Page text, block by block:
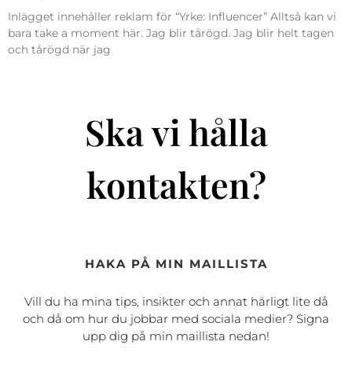
Inlägget innehåller reklam för “Yrke: Influencer” Alltså kan vi
bara take a moment här. Jag blir tårögd. Jag blir helt tagen
och tårögd när jag
Ska vi hålla
kontakten?
HAKA PÅ MIN MAILLISTA
Vill du ha mina tips, insikter och annat härligt lite då
och då om hur du jobbar med sociala medier? Signa
upp dig på min maillista nedan!